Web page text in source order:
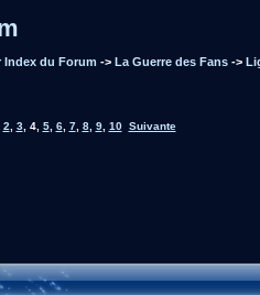
Index du Forum -> La Guerre des Fans->
2 3, 4, 5, 6, 7, 8, 9, 10 Suivante